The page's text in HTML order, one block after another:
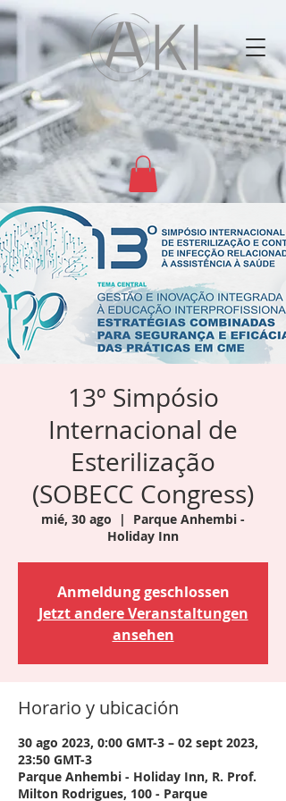
13º Simpósio
Internacional de
Esterilização
(SOBECC Congress)
mié, 30 ago
  |
Parque Anhembi -
Holiday Inn
Anmeldung geschlossen
Jetzt andere Veranstaltungen
ansehen
Horario y ubicación
30 ago 2023, 0:00 GMT-3 – 02 sept 2023,
23:50 GMT-3
Parque Anhembi - Holiday Inn, R. Prof.
Milton Rodrigues, 100 - Parque